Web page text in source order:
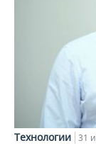
Технологии 31